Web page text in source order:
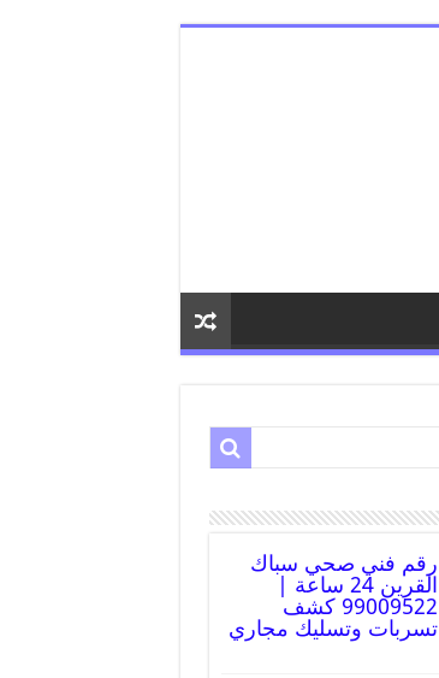
رقم فني صحي سباك
القرين 24 ساعة |
99009522 كشف
تسربات وتسليك مجاري